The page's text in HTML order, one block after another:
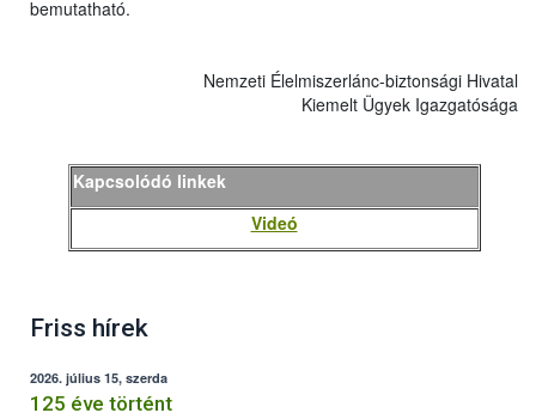
bemutatható.
Nemzeti Élelmiszerlánc-biztonsági Hivatal
Kiemelt Ügyek Igazgatósága
Kapcsolódó linkek
Videó
Friss hírek
2026. július 15, szerda
125 éve történt